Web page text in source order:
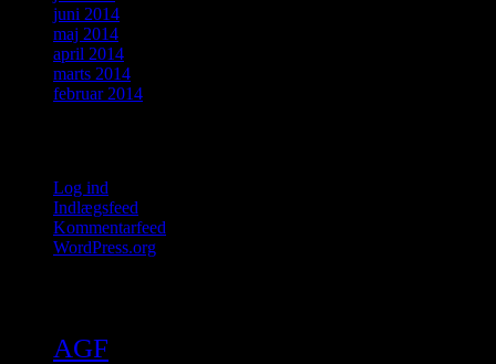
juni 2014
maj 2014
april 2014
marts 2014
februar 2014
Log ind
Indlægsfeed
Kommentarfeed
WordPress.org
AGF